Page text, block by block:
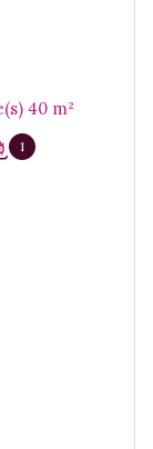
Appartement 1 pièce(s) 1 chambre(s) 40 m²
1